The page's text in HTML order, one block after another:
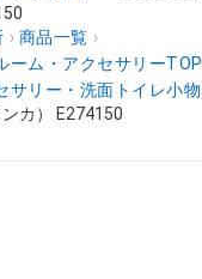
› 商品一覧 ›
ーム・アクセサリーTOP
サリー・洗面トイレ小物
カ） E274150